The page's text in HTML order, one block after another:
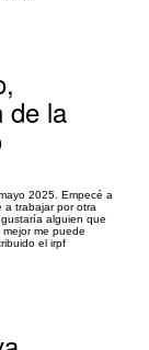
de la
2025. Empecé a
a trabajar por otra
alguien que
me puede
el irpf